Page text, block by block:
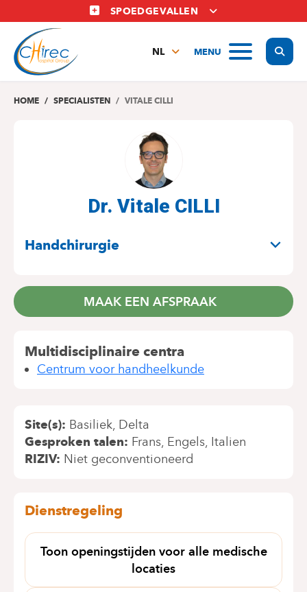
en
naar
inhoud
SPOEDGEVALLEN
MENU
NL
EN
HOME SPECIALISTEN VITALE CILLI
Dr. Vitale CILLI
Handchirurgie
MAAK EEN AFSPRAAK
Multidisciplinaire centra
Centrum voor handheelkunde
Site(s) Basiliek Delta
Gesproken talen Frans Engels Italien
RIZIV Niet geconventioneerd
Dienstregeling
Toon openingstijden voor alle medische
locaties